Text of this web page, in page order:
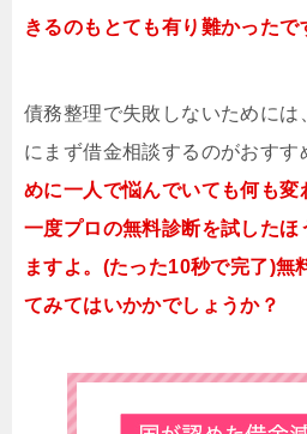
きるのもとても有り難かったで
債務整理で失敗しないためには
にまず借金相談するのがおすす
めに一人で悩んでいても何も変
一度プロの無料診断を試したほ
ますよ。(たった10秒で完了)無
てみてはいかかでしょうか？